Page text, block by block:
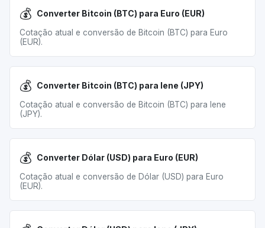
💰 Converter Bitcoin (BTC) para Euro (EUR)
Cotação atual e conversão de Bitcoin (BTC) para Euro
(EUR).
💰 Converter Bitcoin (BTC) para Iene (JPY)
Cotação atual e conversão de Bitcoin (BTC) para Iene
(JPY).
💰 Converter Dólar (USD) para Euro (EUR)
Cotação atual e conversão de Dólar (USD) para Euro
(EUR).